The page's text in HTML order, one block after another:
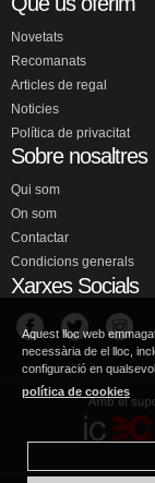
Novetats
Recomanats
Articles de regal
Noticies
Política de privacitat
Sobre nosaltres
Qui som
On som
Contactar
Condicions generals
Xarxes Socials
Aquest lloc web
necessària de el lloc,
configuració en
política de cookies